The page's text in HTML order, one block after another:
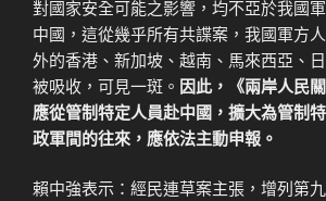
對國家安全可能之影響，均不亞於我國
中國，這從幾乎所有共諜案，我國軍方
外的香港、新加坡、越南、馬來西亞、
被吸收，可見一斑。 因此，《兩岸人民
應從管制特定人員赴中國，擴大為管制
政軍間的往來，應依法主動申報。
賴中強表示：經民連草案主張，增列第